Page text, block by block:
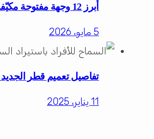
أبرز 12 وجهة مفتوحة مكيّفة في قطر لمواجهة حرارة الصيف للعائلات والأفراد
5 مايو، 2026
تفاصيل تعميم قطر
11 يناير، 2025